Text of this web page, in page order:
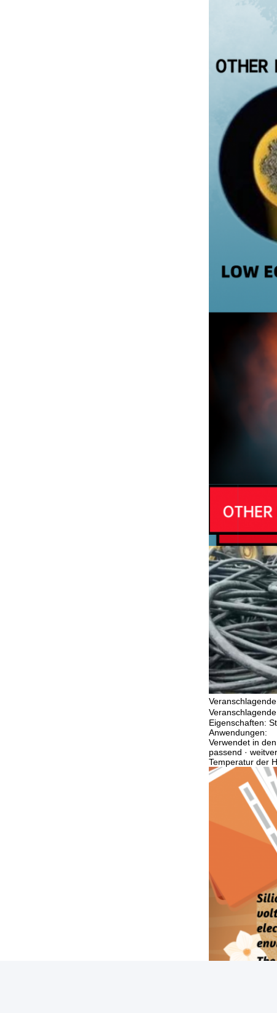
Eigenschaften:
Anwendungen:
Verwendet in
passend ·
Temperatur der